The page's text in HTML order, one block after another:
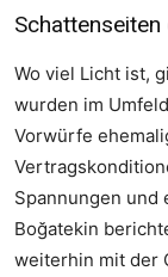
Wo viel Licht ist,
wurden im
Vorwürfe
Spannungen und
Boğatekin
weiterhin mit der